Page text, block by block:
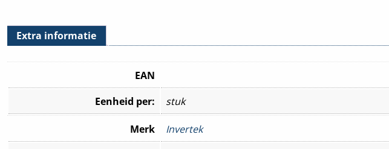
Extra informatie
EAN
Eenheid per:
stuk
Merk
Invertek